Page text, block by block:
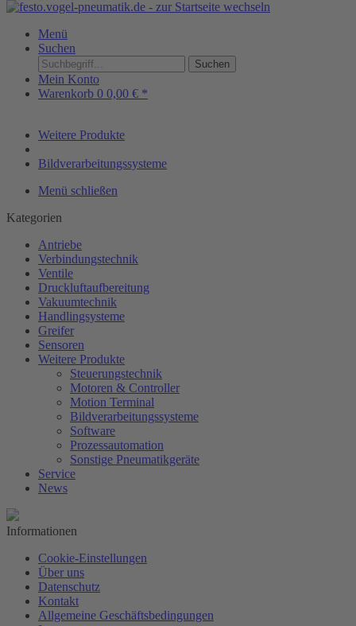
Menü
Suchen
Suchen
Mein Konto
Warenkorb 0 0,00 € *
Weitere Produkte
Bildverarbeitungssysteme
Menü schließen
Kategorien
Antriebe
Verbindungstechnik
Ventile
Druckluftaufbereitung
Vakuumtechnik
Handlingsysteme
Greifer
Sensoren
Weitere Produkte
Steuerungstechnik
Motoren & Controller
Motion Terminal
Bildverarbeitungssysteme
Software
Prozessautomation
Sonstige Pneumatikgeräte
Service
News
Informationen
Cookie-Einstellungen
Über uns
Datenschutz
Kontakt
Allgemeine Geschäftsbedingungen